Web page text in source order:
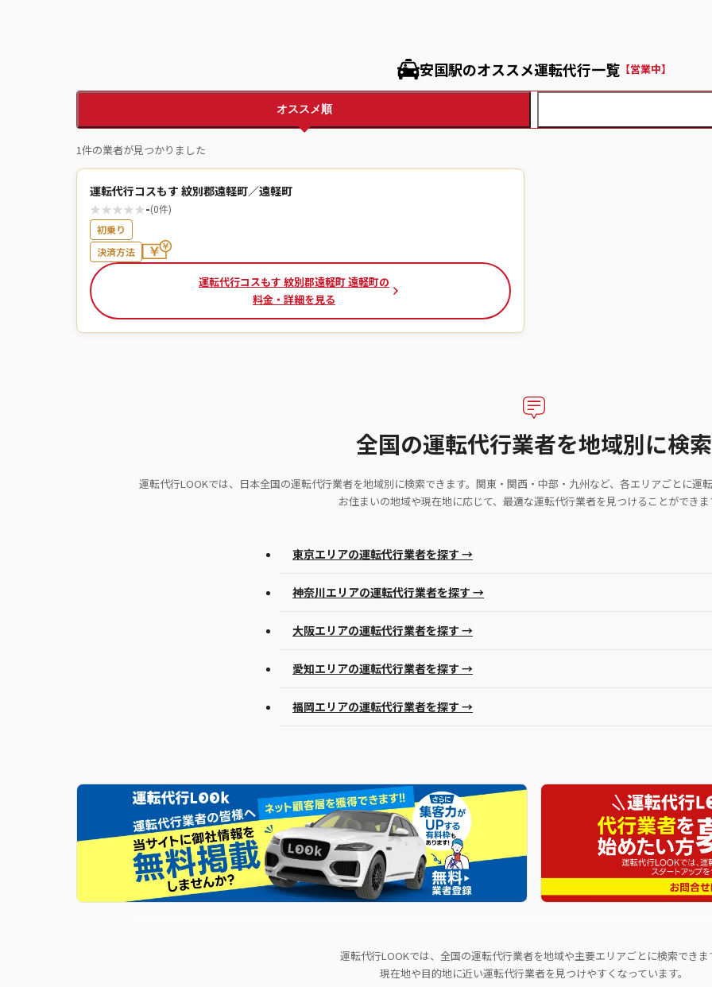
安国駅のオススメ運転代行一覧【営業中】
オススメ順
1件の業者が見つかりました
運転代行コスもす 紋別郡遠軽町／遠軽町
★★★★★-(0件)
初乗り
決済方法
運転代行コスもす 紋別郡遠軽町 遠軽町の
料金・詳細を見る
全国の運転代行業者を地域別に検索
運転代行LOOKでは、日本全国の運転代行業者を地域別に検索できます。関東・関西・中部・九州など、各エリアごとに運
お住まいの地域や現在地に応じて、最適な運転代行業者を見つけることができま
東京エリアの運転代行業者を探す →
神奈川エリアの運転代行業者を探す →
大阪エリアの運転代行業者を探す →
愛知エリアの運転代行業者を探す →
福岡エリアの運転代行業者を探す →
運転代行LOOKでは、全国の運転代行業者を地域や主要エリアごとに検索できま
現在地や目的地に近い運転代行業者を見つけやすくなっています。